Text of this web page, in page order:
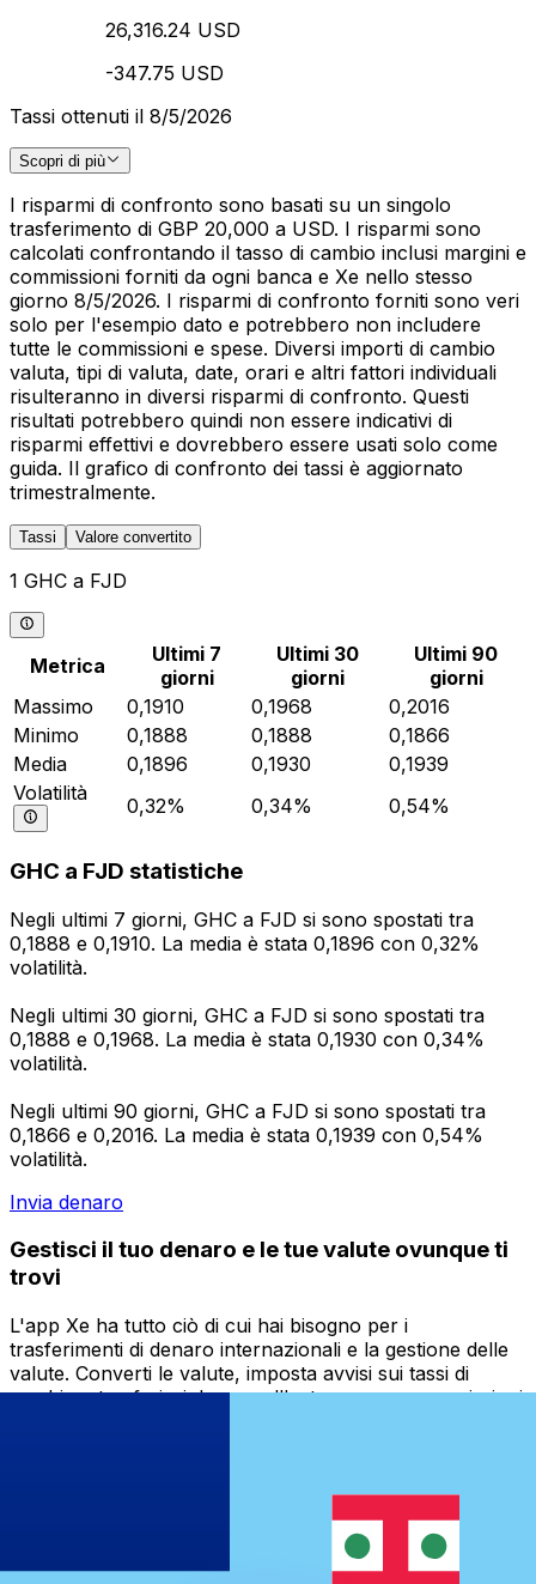
26,316.24 USD
-347.75 USD
Tassi ottenuti il 8/5/2026
Scopri di più
I risparmi di confronto sono basati su un singolo
trasferimento di GBP 20,000 a USD. I risparmi sono
calcolati confrontando il tasso di cambio inclusi margini e
commissioni forniti da ogni banca e Xe nello stesso
giorno 8/5/2026. I risparmi di confronto forniti sono veri
solo per l'esempio dato e potrebbero non includere
tutte le commissioni e spese. Diversi importi di cambio
valuta, tipi di valuta, date, orari e altri fattori individuali
risulteranno in diversi risparmi di confronto. Questi
risultati potrebbero quindi non essere indicativi di
risparmi effettivi e dovrebbero essere usati solo come
guida. Il grafico di confronto dei tassi è aggiornato
trimestralmente.
Tassi Valore convertito
1 GHC a FJD
Metrica
Ultimi 7
giorni
Ultimi 30
giorni
Ultimi 90
giorni
Massimo
0,1910 0,1968
0,2016
Minimo
0,1888 0,1888
0,1866
Media
0,1896 0,1930
0,1939
Volatilità
0,32% 0,34% 0,54%
GHC a FJD statistiche
Negli ultimi 7 giorni, GHC a FJD si sono spostati tra
0,1888 e 0,1910. La media è stata 0,1896 con 0,32%
volatilità.
Negli ultimi 30 giorni, GHC a FJD si sono spostati tra
0,1888 e 0,1968. La media è stata 0,1930 con 0,34%
volatilità.
Negli ultimi 90 giorni, GHC a FJD si sono spostati tra
0,1866 e 0,2016. La media è stata 0,1939 con 0,54%
volatilità.
Invia denaro
Gestisci il tuo denaro e le tue valute ovunque ti
trovi
L'app Xe ha tutto ciò di cui hai bisogno per i
trasferimenti di denaro internazionali e la gestione delle
valute. Converti le valute, imposta avvisi sui tassi di
cambio e trasferisci denaro all'estero senza commissioni